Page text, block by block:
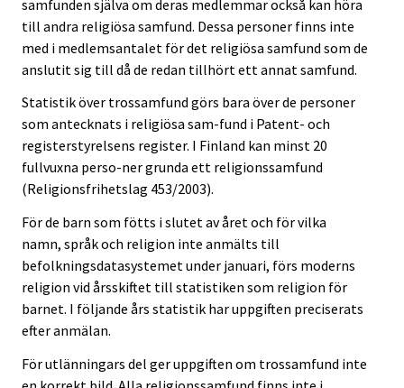
samfunden själva om deras medlemmar också kan höra
till andra religiösa samfund. Dessa personer finns inte
med i medlemsantalet för det religiösa samfund som de
anslutit sig till då de redan tillhört ett annat samfund.
Statistik över trossamfund görs bara över de personer
som antecknats i religiösa sam-fund i Patent- och
registerstyrelsens register. I Finland kan minst 20
fullvuxna perso-ner grunda ett religionssamfund
(Religionsfrihetslag 453/2003).
För de barn som fötts i slutet av året och för vilka
namn, språk och religion inte anmälts till
befolkningsdatasystemet under januari, förs moderns
religion vid årsskiftet till statistiken som religion för
barnet. I följande års statistik har uppgiften preciserats
efter anmälan.
För utlänningars del ger uppgiften om trossamfund inte